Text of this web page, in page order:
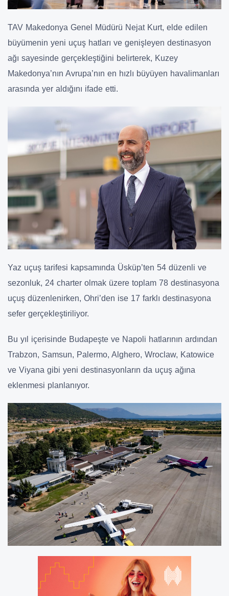
TAV Makedonya Genel Müdürü Nejat Kurt, elde edilen
büyümenin yeni uçuş hatları ve genişleyen destinasyon
ağı sayesinde gerçekleştiğini belirterek, Kuzey
Makedonya’nın Avrupa’nın en hızlı büyüyen havalimanları
arasında yer aldığını ifade etti.
Yaz uçuş tarifesi kapsamında Üsküp’ten 54 düzenli ve
sezonluk, 24 charter olmak üzere toplam 78 destinasyona
uçuş düzenlenirken, Ohri’den ise 17 farklı destinasyona
sefer gerçekleştiriliyor.
Bu yıl içerisinde Budapeşte ve Napoli hatlarının ardından
Trabzon, Samsun, Palermo, Alghero, Wroclaw, Katowice
ve Viyana gibi yeni destinasyonların da uçuş ağına
eklenmesi planlanıyor.